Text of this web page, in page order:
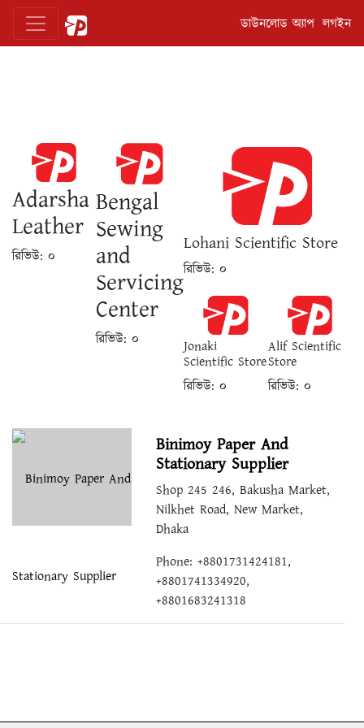
ডাউনলোড অ্যাপ লগইন
Adarsha
Leather
রিভিউ: ০
Bengal
Sewing
and
Servicing
Center
রিভিউ:০
Lohani Scientific Store
রিভিউ:০
Jonaki
Scientific Store
রিভিউ:০
Alif Scientific
Store
রিভিউ: ০
Binimoy Paper And
Stationary Supplier
Shop 245 246, Bakusha Market,
Nilkhet Road, New Market,
Dhaka
Phone: +8801731424181,
+8801741334920,
+8801683241318